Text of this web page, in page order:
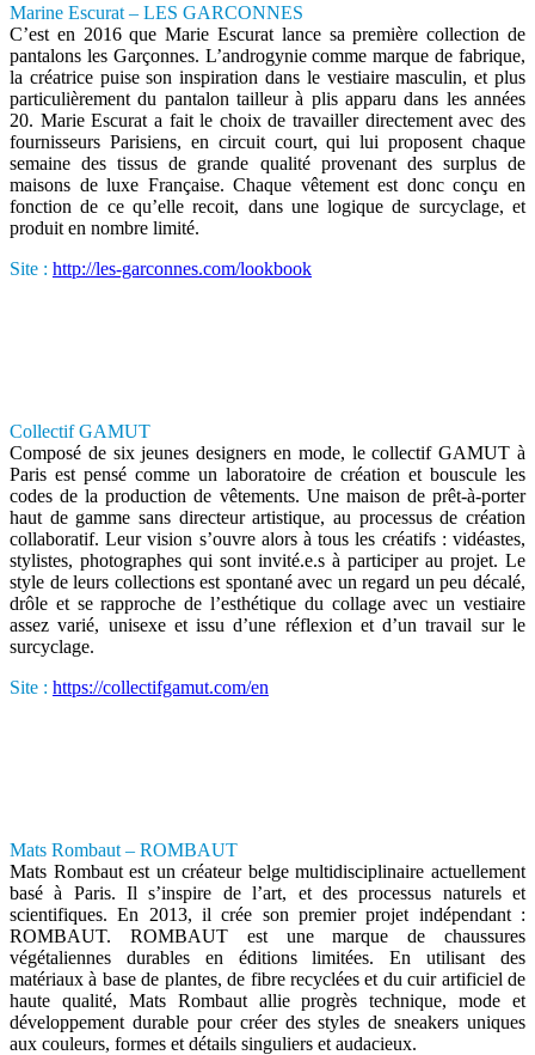
Marine Escurat – LES GARCONNES
C’est en 2016 que Marie Escurat lance sa première collection de
pantalons les Garçonnes. L’androgynie comme marque de fabrique,
la créatrice puise son inspiration dans le vestiaire masculin, et plus
particulièrement du pantalon tailleur à plis apparu dans les années
20. Marie Escurat a fait le choix de travailler directement avec des
fournisseurs Parisiens, en circuit court, qui lui proposent chaque
semaine des tissus de grande qualité provenant des surplus de
maisons de luxe Française. Chaque vêtement est donc conçu en
fonction de ce qu’elle recoit, dans une logique de surcyclage, et
produit en nombre limité.
Site : http://les-garconnes.com/lookbook
Collectif GAMUT
Composé de six jeunes designers en mode, le collectif GAMUT à
Paris est pensé comme un laboratoire de création et bouscule les
codes de la production de vêtements. Une maison de prêt-à-porter
haut de gamme sans directeur artistique, au processus de création
collaboratif. Leur vision s’ouvre alors à tous les créatifs : vidéastes,
stylistes, photographes qui sont invité.e.s à participer au projet. Le
style de leurs collections est spontané avec un regard un peu décalé,
drôle et se rapproche de l’esthétique du collage avec un vestiaire
assez varié, unisexe et issu d’une réflexion et d’un travail sur le
surcyclage.
Site : https://collectifgamut.com/en
Mats Rombaut – ROMBAUT
Mats Rombaut est un créateur belge multidisciplinaire actuellement
basé à Paris. Il s’inspire de l’art, et des processus naturels et
scientifiques. En 2013, il crée son premier projet indépendant :
ROMBAUT. ROMBAUT est une marque de chaussures
végétaliennes durables en éditions limitées. En utilisant des
matériaux à base de plantes, de fibre recyclées et du cuir artificiel de
haute qualité, Mats Rombaut allie progrès technique, mode et
développement durable pour créer des styles de sneakers uniques
aux couleurs, formes et détails singuliers et audacieux.